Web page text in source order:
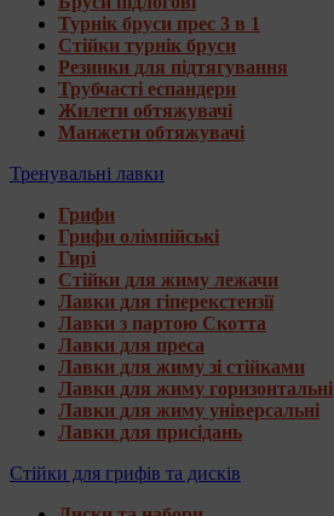
Турнік бруси прес 3 в 1
Стійки турнік бруси
Резинки для підтягування
Трубчасті еспандери
Жилети обтяжувачі
Манжети обтяжувачі
Тренувальні лавки
Грифи
Грифи олімпійські
Гирі
Стійки для жиму лежачи
Лавки для гіперекстензії
Лавки з партою Скотта
Лавки для преса
Лавки для жиму зі стійками
Лавки для жиму горизонтальні
Лавки для жиму універсальні
Лавки для присідань
Стійки для грифів та дисків